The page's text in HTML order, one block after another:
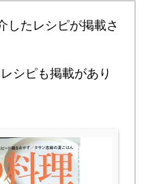
したレシピが掲載さ
シピも掲載があり